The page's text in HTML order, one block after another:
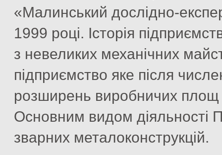
«Малинський дослідно-
1999 році. Історія
з невеликих механічних
підприємство яке після
розширень виробничих площ
Основним видом
зварних металоконструкцій.